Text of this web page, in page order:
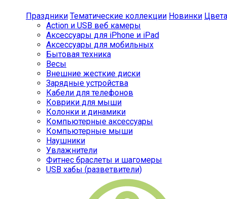
Праздники Тематические коллекции Новинки Цвета
Action и USB веб камеры
Аксессуары для iPhone и iPad
Аксессуары для мобильных
Бытовая техника
Весы
Внешние жесткие диски
Зарядные устройства
Кабели для телефонов
Коврики для мыши
Колонки и динамики
Компьютерные аксессуары
Компьютерные мыши
Наушники
Увлажнители
Фитнес браслеты и шагомеры
USB хабы (разветвители)